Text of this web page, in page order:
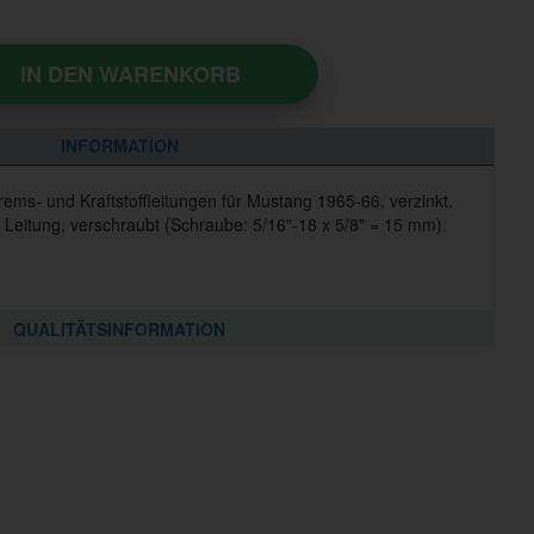
IN DEN WARENKORB
INFORMATION
und Kraftstoffleitungen für Mustang 1965-66, verzinkt.
verschraubt (Schraube: 5/16"-18 x 5/8" = 15 mm).
QUALITÄTSINFORMATION